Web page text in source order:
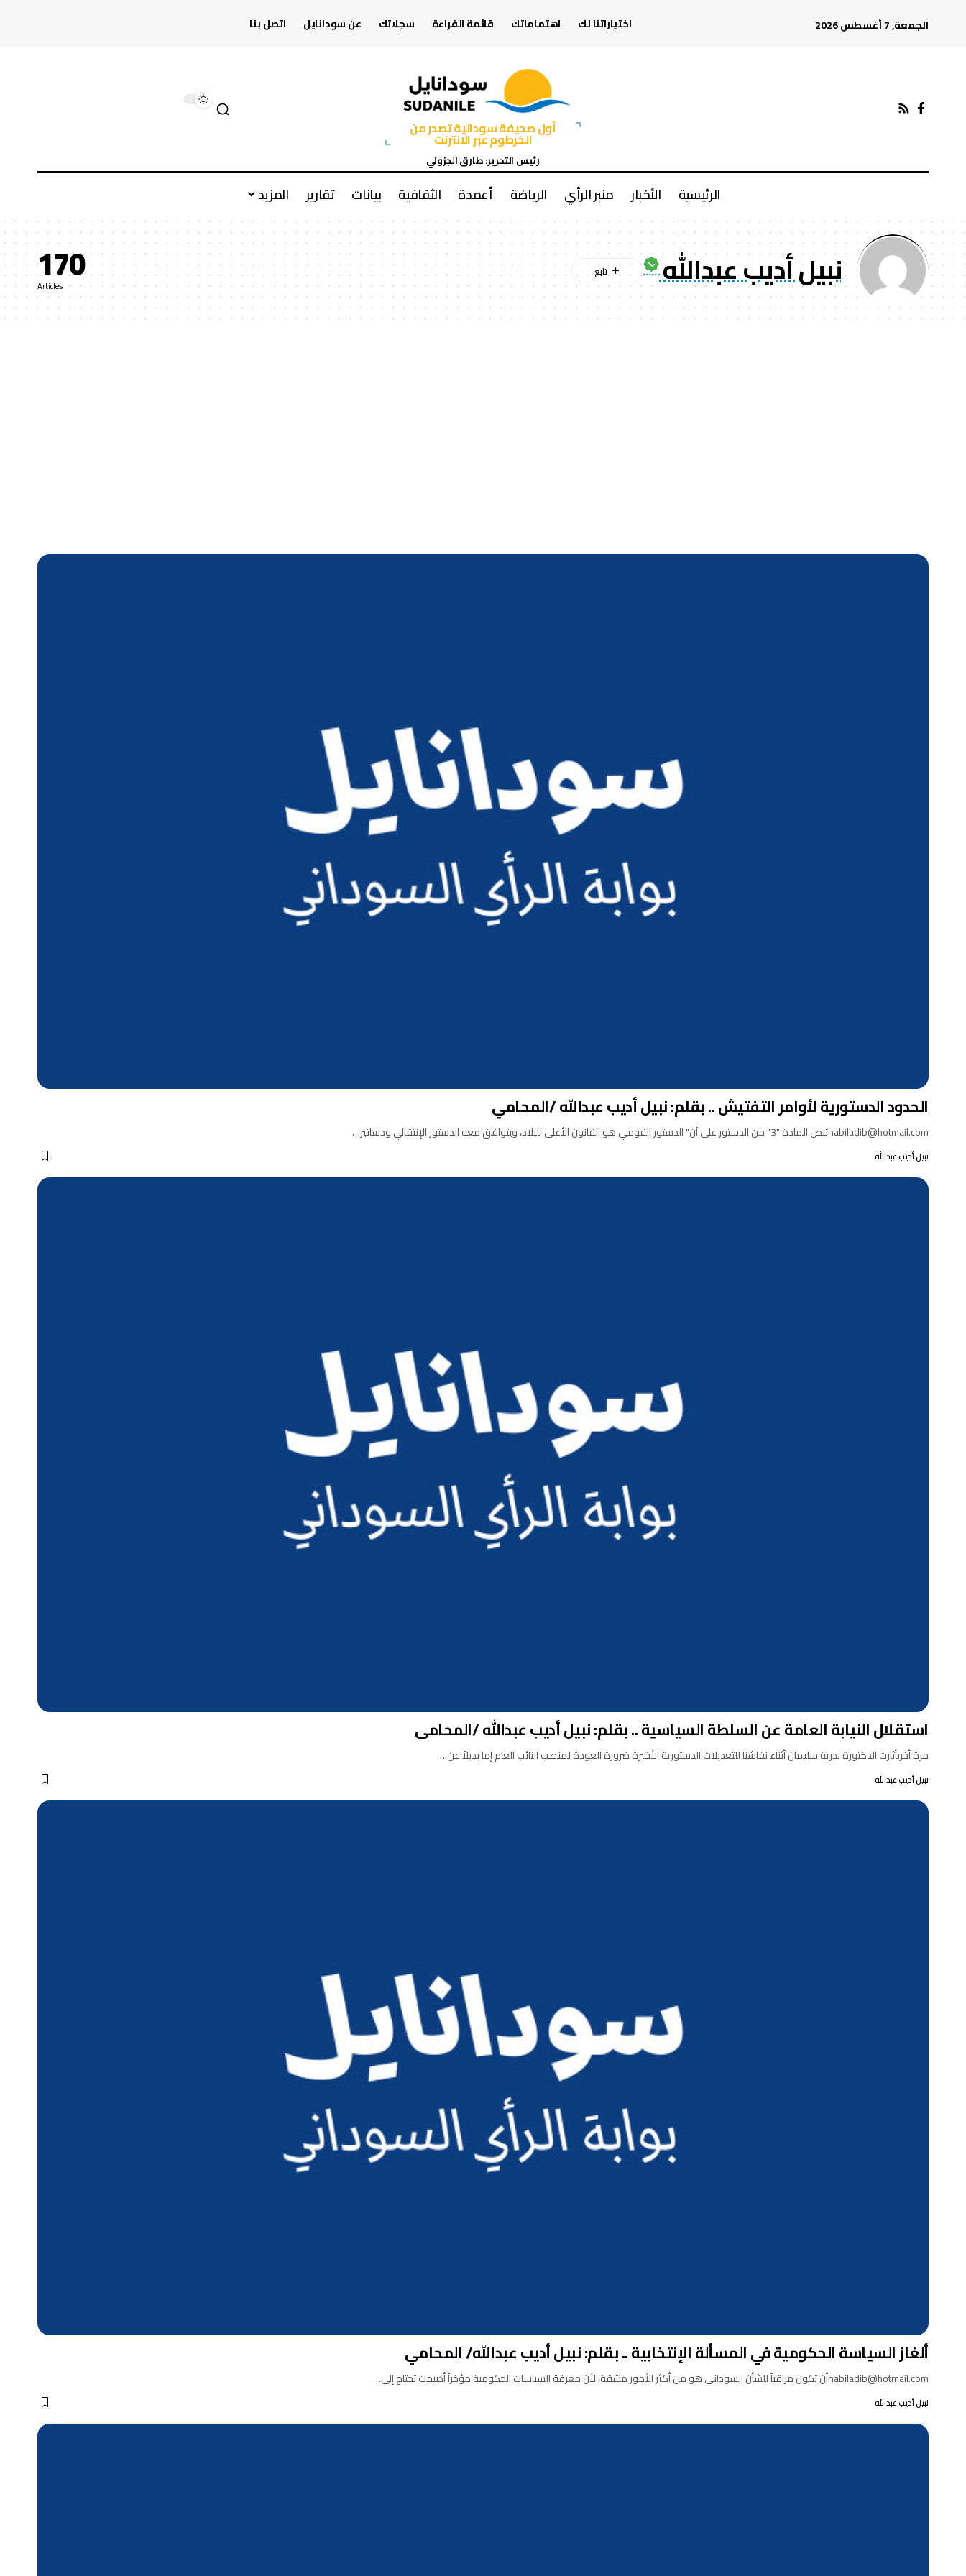
الجمعة, 7 أغسطس 2026 اختياراتنا لك اهتماماتك قائمة القراءة سجلاتك عن سودانايل اتصل بنا
أول صحيفة سودانية تصدر من
الخرطوم عبر الانترنت
رئيس التحرير: طارق الجزولي
الرئيسية الأخبار منبر الرأي الرياضة أعمدة الثقافية بيانات تقارير المزيد
نبيل أديب عبدالله 170
Articles
الحدود الدستورية لأوامر التفتيش .. بقلم: نبيل أديب عبدالله /المحامي
nabiladib@hotmail.comتنص المادة "3" من الدستور على أن" الدستور القومي هو القانون الأعلى للبلاد، ويتوافق معه الدستور الإنتقالي ودساتير…
نبيل أديب عبدالله
استقلال النيابة العامة عن السلطة السياسية .. بقلم: نبيل أديب عبدالله /المحامى
مرة أخرىأثارت الدكتورة بدرية سليمان أثناء نقاشنا للتعديلات الدستورية الأخيرة ضرورة العودة لمنصب النائب العام إما بديلاً عن،…
نبيل أديب عبدالله
ألغاز السياسة الحكومية في المسألة الإنتخابية .. بقلم: نبيل أديب عبدالله/ المحامي
nabiladib@hotmail.comأن تكون مراقباً للشأن السوداني هو من أكثر الأمور مشقة، لأن معرفة السياسات الحكومية مؤخراً أصبحت تحتاج إلى…
نبيل أديب عبدالله